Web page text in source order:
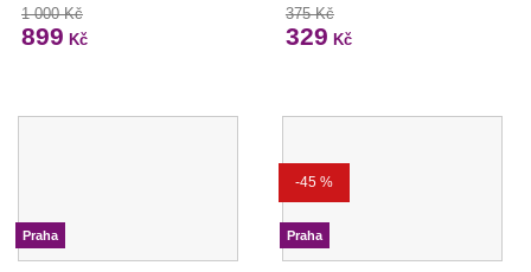
1 000 Kč
899 Kč
375 Kč
329 Kč
Praha
-45 %
Praha